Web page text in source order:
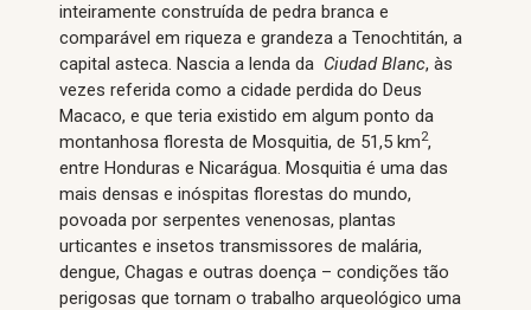
inteiramente construída de pedra branca e
comparável em riqueza e grandeza a Tenochtitán, a
capital asteca. Nascia a lenda da Ciudad Blanc, às
vezes referida como a cidade perdida do Deus
Macaco, e que teria existido em algum ponto da
montanhosa floresta de Mosquitia, de 51,5 km2,
entre Honduras e Nicarágua. Mosquitia é uma das
mais densas e inóspitas florestas do mundo,
povoada por serpentes venenosas, plantas
urticantes e insetos transmissores de malária,
dengue, Chagas e outras doença – condições tão
perigosas que tornam o trabalho arqueológico uma